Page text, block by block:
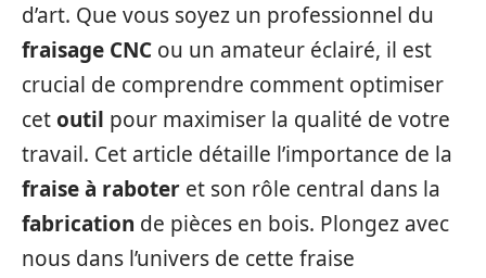
d’art. Que vous soyez un professionnel du
fraisage CNC ou un amateur éclairé, il est
crucial de comprendre comment optimiser
cetoutil pour maximiser la qualité de votre
travail. Cet article détaille l’importance de la
fraise à raboter et son rôle central dans la
fabrication de pièces en bois. Plongez avec
nous dans l’univers de cette fraise